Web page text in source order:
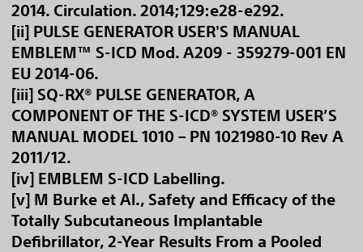
2014. Circulation. 2014;129:e28-e292.
[ii] PULSE GENERATOR USER'S MANUAL
EMBLEM™ S-ICD Mod. A209 - 359279-001 EN
EU 2014-06.
[iii] SQ-RX® PULSE GENERATOR, A
COMPONENT OF THE S-ICD® SYSTEM USER’S
MANUAL MODEL 1010 – PN 1021980-10 Rev A
2011/12.
[iv] EMBLEM S-ICD Labelling.
[v] M Burke et Al., Safety and Efficacy of the
Totally Subcutaneous Implantable
Defibrillator, 2-Year Results From a Pooled